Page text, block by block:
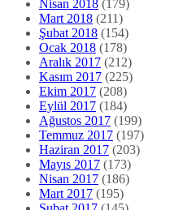
Nisan 2018 (179)
Mart 2018 (211)
Şubat 2018 (154)
Ocak 2018 (178)
Aralık 2017 (212)
Kasım 2017 (225)
Ekim 2017 (208)
Eylül 2017 (184)
Ağustos 2017 (199)
Temmuz 2017 (197)
Haziran 2017 (203)
Mayıs 2017 (173)
Nisan 2017 (186)
Mart 2017 (195)